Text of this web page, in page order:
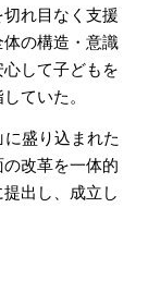
れ目なく支援
の構造・意識
して子どもを
ていた。
に盛り込まれた
改革を一体的
出し、成立し